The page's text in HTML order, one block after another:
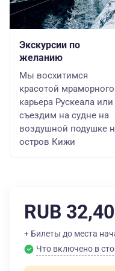
Экскурсии по
желанию
Мы восхитимся
красотой мраморного
карьера Рускеала или
съездим на судне на
воздушной подушке
остров Кижи
RUB
+ Билеты до места
Что включено в